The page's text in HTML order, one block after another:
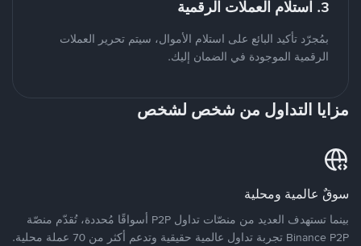
3. استلام العملات الرقمية
بمُجرّد تأكيد البائع على استلام الأموال، سيتم تحرير العملات
الرقمية الموجودة في الضمان إليك.
مزايا التداول من شخص لشخص
سوقٌ عالمية ومحلية
بينما تستهدف العديد من منصّات تداول P2P أسواقًا مُحددة، تُقدّم منصّة
Binance P2P تجربة تداول عالمية حقيقية وتدعم أكثر من 70 عملة محلية.